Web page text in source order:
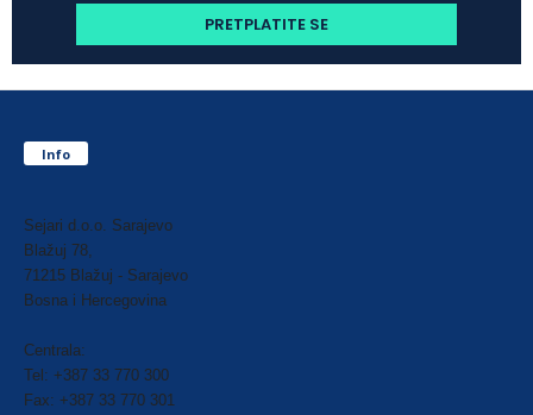
Info
Sejari d.o.o. Sarajevo
Blažuj 78,
71215 Blažuj - Sarajevo
Bosna i Hercegovina
Centrala:
Tel: +387 33 770 300
Fax: +387 33 770 301